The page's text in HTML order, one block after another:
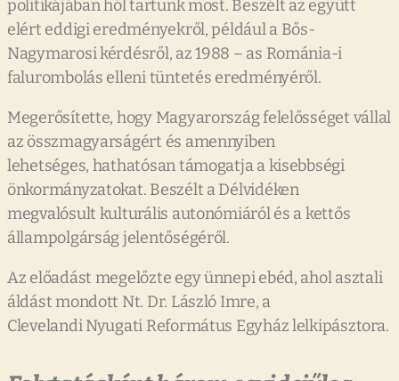
politikájában hól tartunk most. Beszélt az együtt
elért eddigi eredményekről, például a Bős-
Nagymarosi kérdésről, az 1988 – as Románia-i
falurombolás elleni tüntetés eredményéről.
Megerősítette, hogy Magyarország felelősséget vállal
az összmagyarságért és amennyiben
lehetséges, hathatósan támogatja a kisebbségi
önkormányzatokat. Beszélt a Délvidéken
megvalósult kulturális autonómiáról és a kettős
állampolgárság jelentőségéről.
Az előadást megelőzte egy ünnepi ebéd, ahol asztali
áldást mondott Nt. Dr. László Imre, a
Clevelandi Nyugati Református Egyház lelkipásztora.